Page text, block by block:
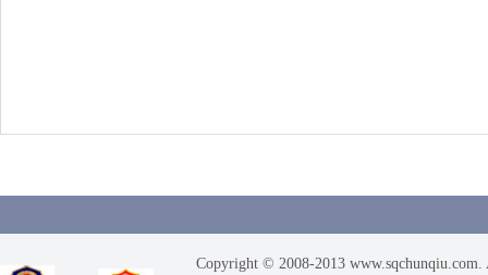
Copyright © 2008-2013